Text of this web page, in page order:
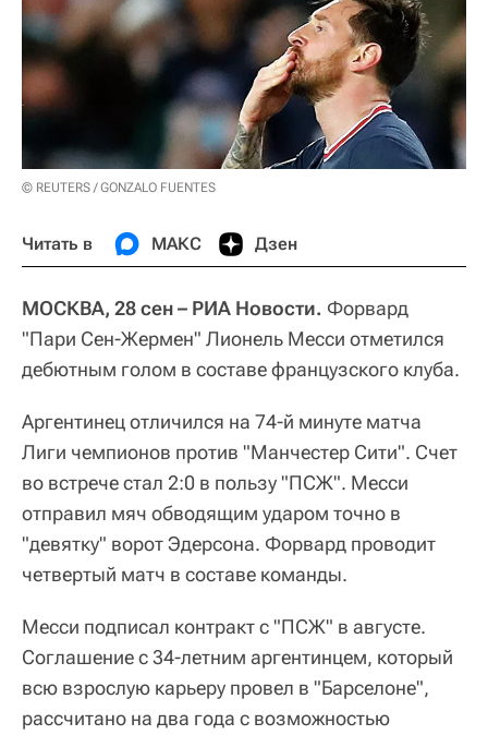
© REUTERS / GONZALO FUENTES
Читать в МАКС Дзен
МОСКВА, 28 сен – РИА Новости. Форвард
"Пари Сен-Жермен" Лионель Месси отметился
дебютным голом в составе французского клуба.
Аргентинец отличился на 74-й минуте матча
Лиги чемпионов против "Манчестер Сити". Счет
во встрече стал 2:0 в пользу "ПСЖ". Месси
отправил мяч обводящим ударом точно в
"девятку" ворот Эдерсона. Форвард проводит
четвертый матч в составе команды.
Месси подписал контракт с "ПСЖ" в августе.
Соглашение с 34-летним аргентинцем, который
всю взрослую карьеру провел в "Барселоне",
рассчитано на два года с возможностью